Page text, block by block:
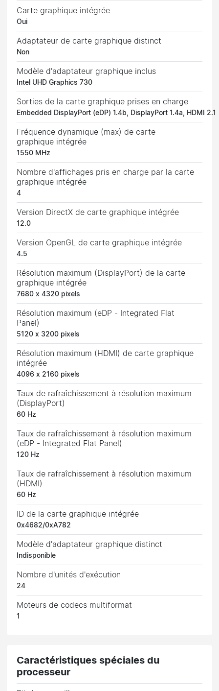
Carte graphique intégrée
Oui
Adaptateur de carte graphique distinct
Non
Modèle d'adaptateur graphique inclus
Intel UHD Graphics 730
Sorties de la carte graphique prises en charge
Embedded DisplayPort (eDP) 1.4b, DisplayPort 1.4a, HDMI 2.1
Fréquence dynamique (max) de carte
graphique intégrée
1550 MHz
Nombre d'affichages pris en charge par la carte
graphique intégrée
4
Version DirectX de carte graphique intégrée
12.0
Version OpenGL de carte graphique intégrée
4.5
Résolution maximum (DisplayPort) de la carte
graphique intégrée
7680 x 4320 pixels
Résolution maximum (eDP - Integrated Flat
Panel)
5120 x 3200 pixels
Résolution maximum (HDMI) de carte graphique
intégrée
4096 x 2160 pixels
Taux de rafraîchissement à résolution maximum
(DisplayPort)
60 Hz
Taux de rafraîchissement à résolution maximum
(eDP - Integrated Flat Panel)
120 Hz
Taux de rafraîchissement à résolution maximum
(HDMI)
60 Hz
ID de la carte graphique intégrée
0x4682/0xA782
Modèle d'adaptateur graphique distinct
Indisponible
Nombre d'unités d'exécution
24
Moteurs de codecs multiformat
1
Caractéristiques spéciales du
processeur